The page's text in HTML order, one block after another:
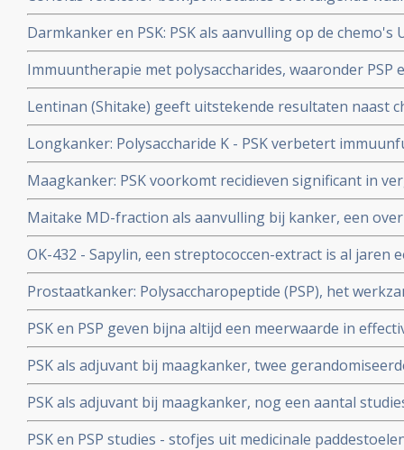
kankerpatiënten stadium III en IV, als wel bij
ondergingen
Darmkanker en PSK: PSK als aanvulling op de
bij darmkanker stadium II en III significant betere
definitieve overleving en vermindert hoog significant
Immuuntherapie met polysaccharides, waaronder PSP
aan dat polysaccharides veilig zijn en een
Lentinan (Shitake) geeft uitstekende resultaten naast
maagkanker en andere vormen van
Longkanker: Polysaccharide K - PSK verbetert
bijwerkingen van chemo en verlengt levensduur van
grote overzichtstudie
Maagkanker: PSK voorkomt recidieven significant in
operatie van maagkanker blijkt uit grote meta analyse
gerandomiseerde studies.
Maitake MD-fraction als aanvulling bij kanker, een
studies en artikelen
OK-432 - Sapylin, een streptococcen-extract is al jaren
aanvullend middel bij verschillende vormen van kanker
overzicht
Prostaatkanker: Polysaccharopeptide (PSP), het
paddestoelen voorkomt 100% dat muizen
gerandomiseerde studie. PSK werkt als een anti-PD
PSK en PSP geven bijna altijd een meerwaarde in
aanvulling of mono aan kankerpatiënten met
aantal abstracten van studies bij elkaar gezet.
PSK als adjuvant bij maagkanker, twee
E. Valstar.
PSK als adjuvant bij maagkanker, nog een aantal
drs. E. Valstar
PSK en PSP studies - stofjes uit medicinale